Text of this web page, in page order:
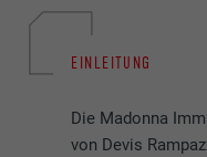
EINLEITUNG
Die Madonna
von Devis